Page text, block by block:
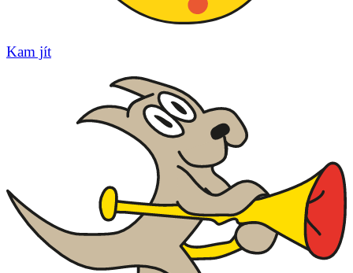
Kam jít